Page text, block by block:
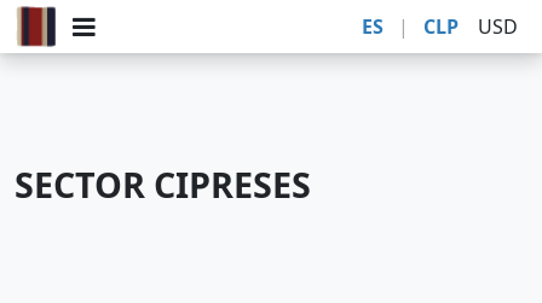
ES | CLP USD
SECTOR CIPRESES